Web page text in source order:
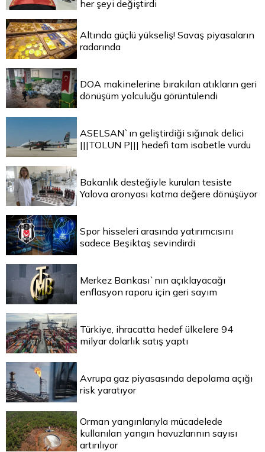
her şeyi değiştirdi
Altında güçlü yükseliş! Savaş piyasaların
radarında
DOA makinelerine bırakılan atıkların geri
dönüşüm yolculuğu görüntülendi
ASELSAN`ın geliştirdiği sığınak delici
|||TOLUN P||| hedefi tam isabetle vurdu
Bakanlık desteğiyle kurulan tesiste
Yalova aronyası katma değere dönüşüyor
Spor hisseleri arasında yatırımcısını
sadece Beşiktaş sevindirdi
Merkez Bankası`nın açıklayacağı
enflasyon raporu için geri sayım
Türkiye, ihracatta hedef ülkelere 94
milyar dolarlık satış yaptı
Avrupa gaz piyasasında depolama açığı
risk yaratıyor
Orman yangınlarıyla mücadelede
kullanılan yangın havuzlarının sayısı
artırılıyor